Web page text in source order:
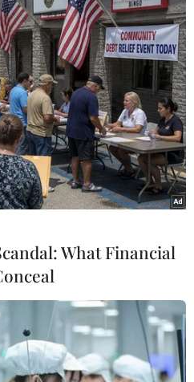
hàng cháy rụi, Quốc
What Financial